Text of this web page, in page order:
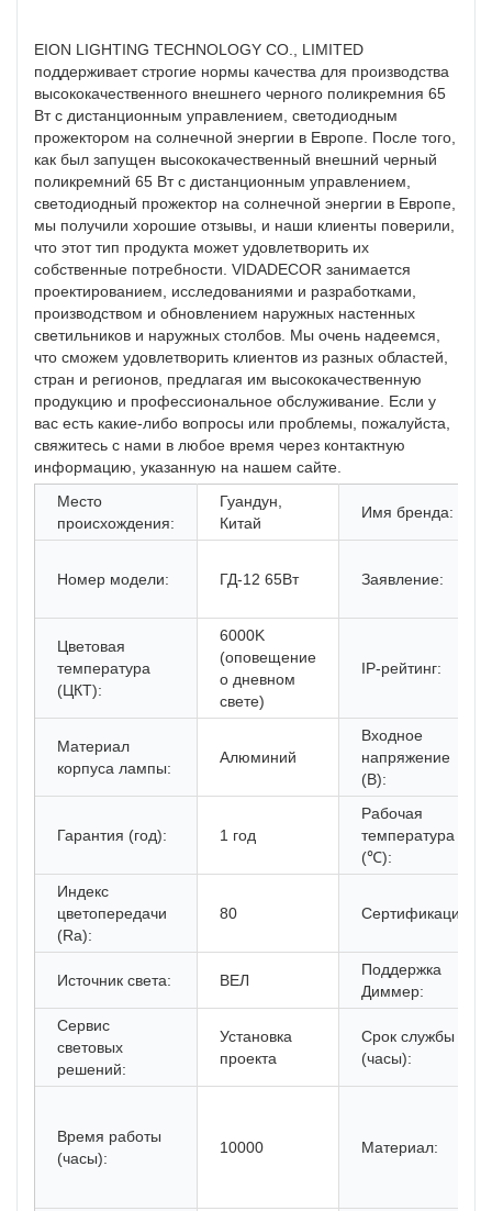
EION LIGHTING TECHNOLOGY CO., LIMITED
поддерживает строгие нормы качества для производства
высококачественного внешнего черного поликремния 65
Вт с дистанционным управлением, светодиодным
прожектором на солнечной энергии в Европе. После того,
как был запущен высококачественный внешний черный
поликремний 65 Вт с дистанционным управлением,
светодиодный прожектор на солнечной энергии в Европе,
мы получили хорошие отзывы, и наши клиенты поверили,
что этот тип продукта может удовлетворить их
собственные потребности. VIDADECOR занимается
проектированием, исследованиями и разработками,
производством и обновлением наружных настенных
светильников и наружных столбов. Мы очень надеемся,
что сможем удовлетворить клиентов из разных областей,
стран и регионов, предлагая им высококачественную
продукцию и профессиональное обслуживание. Если у
вас есть какие-либо вопросы или проблемы, пожалуйста,
свяжитесь с нами в любое время через контактную
информацию, указанную на нашем сайте.
Место
происхождения:
Гуандун,
Китай
Имя бренда:
Номер модели: ГД-12 65Вт Заявление:
Цветовая
температура
(ЦКТ):
6000K
(оповещение
о дневном
свете)
IP-рейтинг:
Материал
корпуса лампы:
Алюминий
Входное
напряжение
(В):
Гарантия (год): 1 год
Рабочая
температура
(℃):
Индекс
цветопередачи
(Ra):
80 Сертификация:
Источник света: ВЕЛ
Поддержка
Диммер:
Сервис
световых
решений:
Установка
проекта
Срок службы
(часы):
Время работы
(часы):
10000 Материал: